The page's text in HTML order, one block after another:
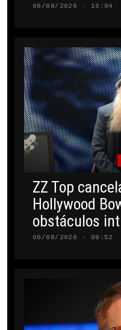
06/08/2026 · 16:04
ZZ Top
Hollywood
obstáculos
06/08/2026 · 08:52